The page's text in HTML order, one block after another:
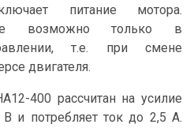
питание мотора.
возможно только в
т.е. при смене
двигателя.
400 рассчитан на усилие
и потребляет ток до 2,5 А.